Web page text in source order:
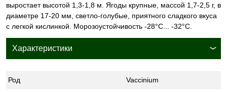
выростает высотой 1,3-1,8 м. Ягоды крупные, массой 1,7-2,5 г, в
диаметре 17-20 мм, светло-голубые, приятного сладкого вкуса
с легкой кислинкой. Морозоустойчивость -28°С... -32°С.
Характеристики
Род Vaccinium